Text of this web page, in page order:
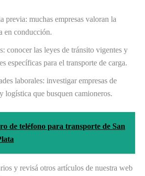
previa: muchas empresas valoran la
en conducción.
conocer las leyes de tránsito vigentes y
específicas para el transporte de carga.
laborales: investigar empresas de
logística que busquen camioneros.
de teléfono para transporte de San
y revisá otros artículos de nuestra web